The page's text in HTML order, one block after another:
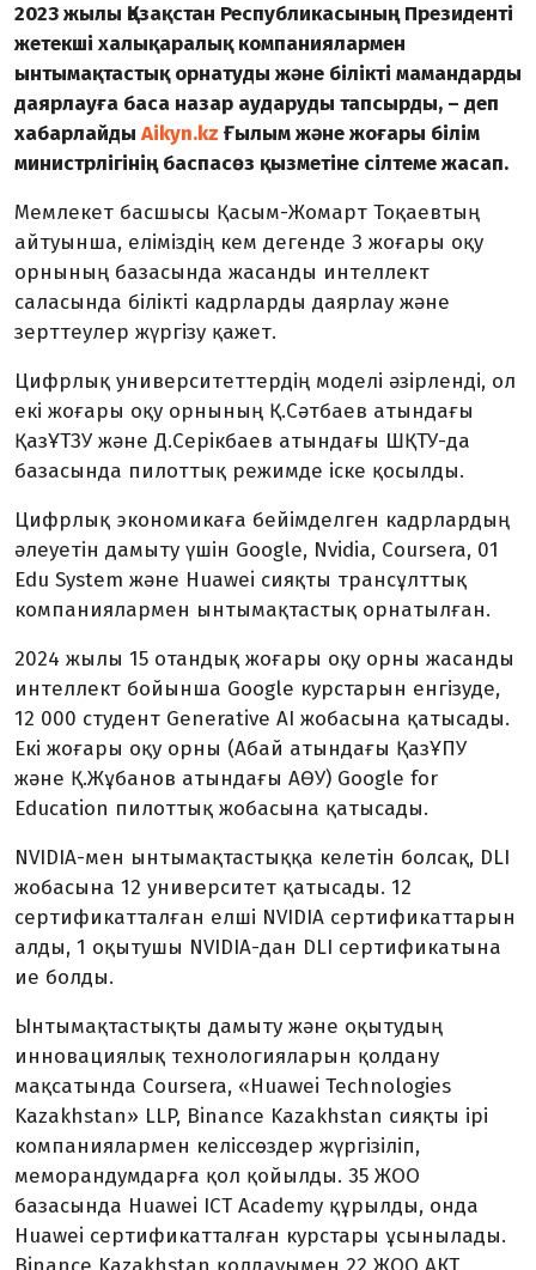
2023 жылы Қазақстан Республикасының Президенті
жетекші халықаралық компаниялармен
ынтымақтастық орнатуды және білікті мамандарды
даярлауға баса назар аударуды тапсырды, – деп
хабарлайды Aikyn.kz Ғылым және жоғары білім
министрлігінің баспасөз қызметіне сілтеме жасап.
Мемлекет басшысы Қасым-Жомарт Тоқаевтың
айтуынша, еліміздің кем дегенде 3 жоғары оқу
орнының базасында жасанды интеллект
саласында білікті кадрларды даярлау және
зерттеулер жүргізу қажет.
Цифрлық университеттердің моделі әзірленді, ол
екі жоғары оқу орнының Қ.Сәтбаев атындағы
ҚазҰТЗУ және Д.Серікбаев атындағы ШҚТУ-да
базасында пилоттық режимде іске қосылды.
Цифрлық экономикаға бейімделген кадрлардың
әлеуетін дамыту үшін Google, Nvidia, Coursera, 01
Edu System және Huawei сияқты трансұлттық
компаниялармен ынтымақтастық орнатылған.
2024 жылы 15 отандық жоғары оқу орны жасанды
интеллект бойынша Google курстарын енгізуде,
12 000 студент Generative AI жобасына қатысады.
Екі жоғары оқу орны (Абай атындағы ҚазҰПУ
және Қ.Жұбанов атындағы АӨУ) Google for
Education пилоттық жобасына қатысады.
NVIDIA-мен ынтымақтастыққа келетін болсақ, DLI
жобасына 12 университет қатысады. 12
сертификатталған елші NVIDIA сертификаттарын
алды, 1 оқытушы NVIDIA-дан DLI сертификатына
ие болды.
Ынтымақтастықты дамыту және оқытудың
инновациялық технологияларын қолдану
мақсатында Coursera, «Huawei Technologies
Kazakhstan» LLP, Binance Kazakhstan сияқты ірі
компаниялармен келіссөздер жүргізіліп,
меморандумдарға қол қойылды. 35 ЖОО
базасында Huawei ICT Academy құрылды, онда
Huawei сертификатталған курстары ұсынылады.